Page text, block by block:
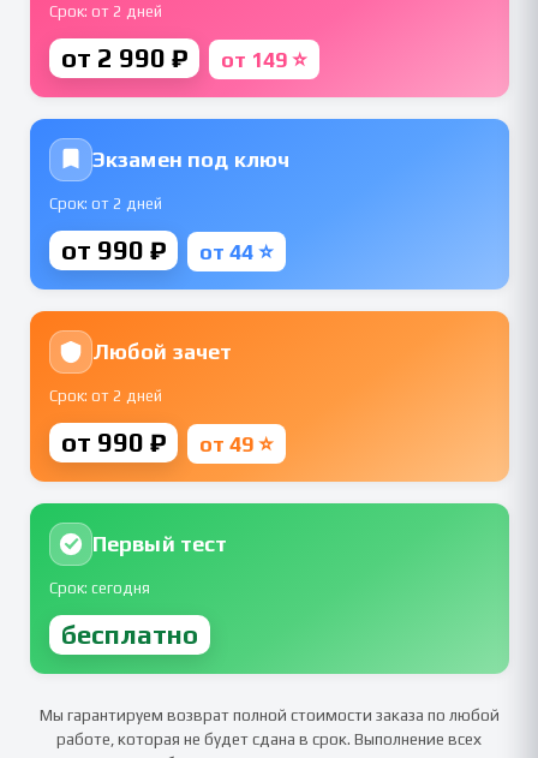
Срок: от 2 дней
от 2 990 ₽ от 149 ⭐
Экзамен под ключ
Срок: от 2 дней
от 990 ₽ от 44 ⭐
Любой зачет
Срок: от 2 дней
от 990 ₽ от 49 ⭐
Первый тест
Срок: сегодня
бесплатно
Мы гарантируем возврат полной стоимости заказа по любой
работе, которая не будет сдана в срок. Выполнение всех